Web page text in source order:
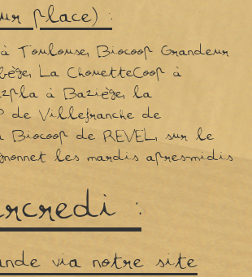
place) :
Toulouse, Biocoop Grandeur
La ChouetteCoop à
à Baziège, la
de Villefranche de
Biocoop de REVEL, sur le
les mardis apres-midis
:
via notre site